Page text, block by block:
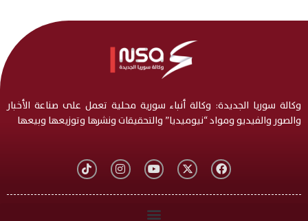
وكالة سوريا الجديدة: وكالة أنباء سورية محلية تعمل على صناعة الأخبار
والصور والفيديو ومواد “نيوميديا” والتحقيقات ونشرها وتوزيعها وبيعها